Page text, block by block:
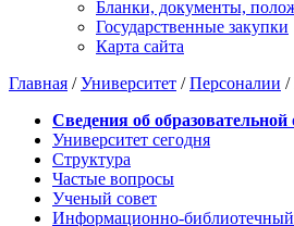
Бланки, документы,
Государственные закупки
Карта сайта
Главная /Университет /Персоналии /
Сведения об образовательной
Университет сегодня
Структура
Частые вопросы
Ученый совет
Информационно-